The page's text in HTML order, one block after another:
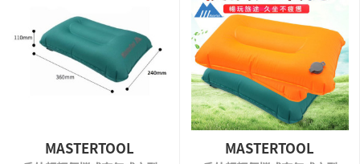
MASTERTOOL MASTERTOOL